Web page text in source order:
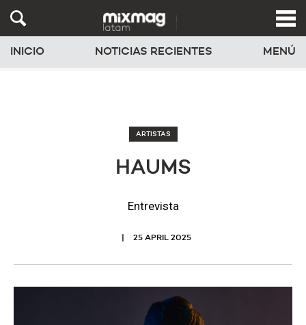
INICIO NOTICIAS RECIENTES MENÚ
ARTISTAS
HAUMS
Entrevista
25 APRIL 2025